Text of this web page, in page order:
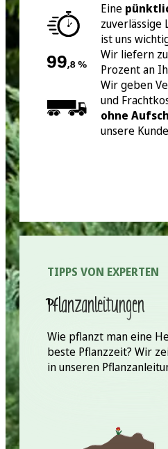
Eine
zuverlässige
ist uns
Wir liefern
Prozent an
Wir geben
und
ohne
unsere
TIPPS VON EXPERTEN
Pflanzanleitungen
Wie pflanzt man eine
beste Pflanzzeit? Wir
in unseren